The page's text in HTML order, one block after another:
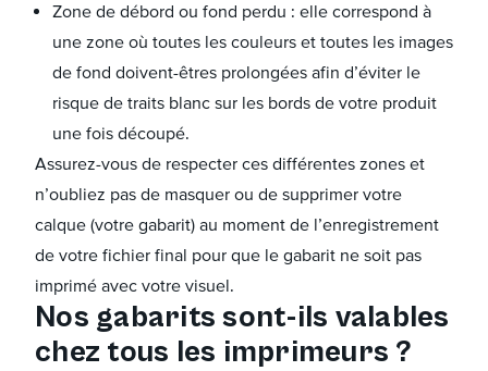
Zone de débord ou fond perdu : elle correspond à
une zone où toutes les couleurs et toutes les images
de fond doivent-êtres prolongées afin d’éviter le
risque de traits blanc sur les bords de votre produit
une fois découpé.
Assurez-vous de respecter ces différentes zones et
n’oubliez pas de masquer ou de supprimer votre
calque (votre gabarit) au moment de l’enregistrement
de votre fichier final pour que le gabarit ne soit pas
imprimé avec votre visuel.
Nos gabarits sont-ils valables
chez tous les imprimeurs ?